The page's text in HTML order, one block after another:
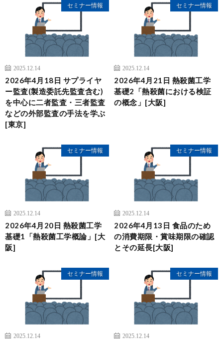
セミナー情報
2025.12.14
2026年4月18日 サプライヤ
ー監査(製造委託先監査含む)
を中心に二者監査・三者監査
などの外部監査の手法を学ぶ
[東京]
セミナー情報
2025.12.14
2026年4月21日 熱殺菌工学
基礎2「熱殺菌における検証
の概念」[大阪]
セミナー情報
2025.12.14
2026年4月20日 熱殺菌工学
基礎1「熱殺菌工学概論」[大
阪]
セミナー情報
2025.12.14
2026年4月13日 食品のため
の消費期限・賞味期限の確認
とその延長[大阪]
セミナー情報
2025.12.14
セミナー情報
2025.12.14